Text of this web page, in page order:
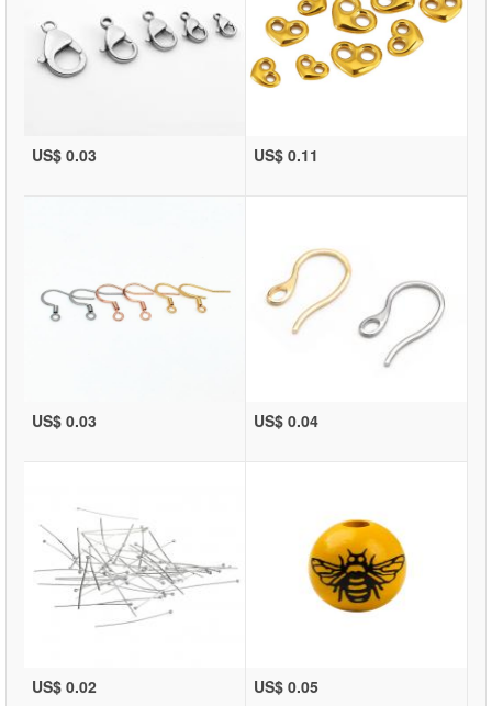
US$ 0.03 US$ 0.11
US$ 0.03 US$ 0.04
US$ 0.02 US$ 0.05